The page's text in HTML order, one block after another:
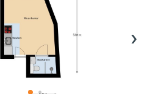
›